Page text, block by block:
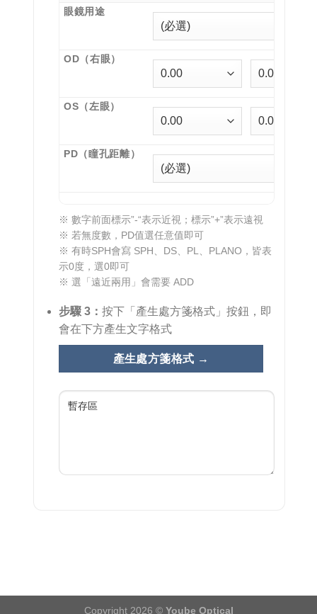
眼鏡用途
OD（右眼）
OS（左眼）
PD（瞳孔距離）
※ 數字前面標示”-“表示近視；標示”+”表示遠視
※ 若無度數，PD值選任意值即可
※ 有時SPH會寫 SPH、DS、PL、PLANO，皆表
示0度，選0即可
※ 選「遠近兩用」會需要 ADD
步驟 3： 按下「產生處方箋格式」按鈕，即
會在下方產生文字格式
產生處方箋格式 →
Copyright 2026 © Yoube Optical